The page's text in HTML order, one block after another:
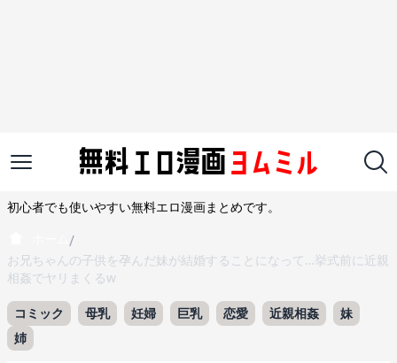
初心者でも使いやすい無料エロ漫画まとめです。
/
お兄ちゃんの子供を孕んだ妹が結婚することになって…挙式前に近親
相姦でヤリまくるw
コミック 母乳 妊婦 巨乳 恋愛 近親相姦
妹
姉